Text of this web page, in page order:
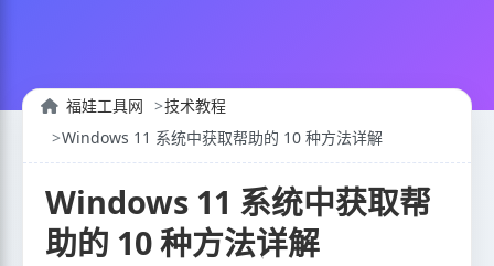
福娃工具网
技术教程
Windows 11 系统中获取帮助的 10 种方法详解
Windows 11 系统中获取帮
助的 10 种方法详解